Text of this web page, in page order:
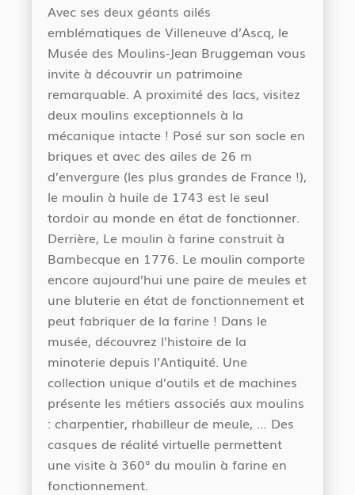
Avec ses deux géants ailés
emblématiques de Villeneuve d’Ascq, le
Musée des Moulins-Jean Bruggeman vous
invite à découvrir un patrimoine
remarquable. A proximité des lacs, visitez
deux moulins exceptionnels à la
mécanique intacte ! Posé sur son socle en
briques et avec des ailes de 26 m
d’envergure (les plus grandes de France !),
le moulin à huile de 1743 est le seul
tordoir au monde en état de fonctionner.
Derrière, Le moulin à farine construit à
Bambecque en 1776. Le moulin comporte
encore aujourd’hui une paire de meules et
une bluterie en état de fonctionnement et
peut fabriquer de la farine ! Dans le
musée, découvrez l’histoire de la
minoterie depuis l’Antiquité. Une
collection unique d’outils et de machines
présente les métiers associés aux moulins
: charpentier, rhabilleur de meule, … Des
casques de réalité virtuelle permettent
une visite à 360° du moulin à farine en
fonctionnement.